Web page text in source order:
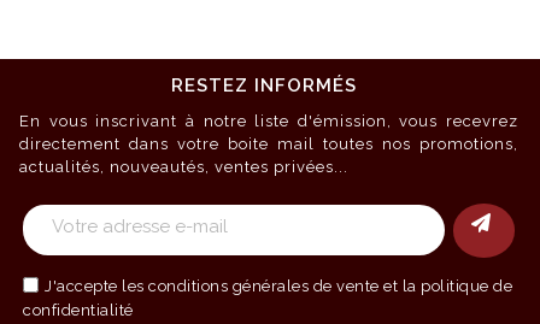
RESTEZ INFORMÉS
En vous inscrivant à notre liste d'émission, vous recevrez
directement dans votre boite mail toutes nos promotions,
actualités, nouveautés, ventes privées...
J'accepte les conditions générales de vente et la politique de
confidentialité